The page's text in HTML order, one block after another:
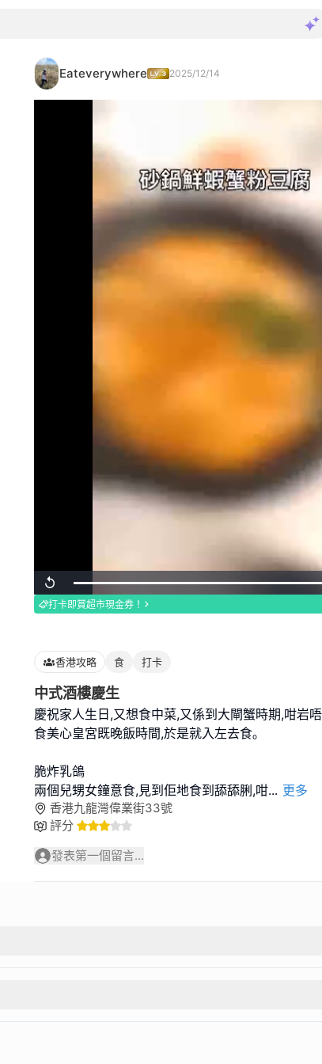
Eateverywhere 2025/12/14
Replay Loaded:
100.00%
打卡即賞超市現金券！
香港攻略 食 打卡
中式酒樓慶生
慶祝家人生日,又想食中菜,又係到大閘蟹時期,咁岩
食美心皇宮既晚飯時間,於是就入左去食｡
脆炸乳鴿
兩個兒甥女鐘意食,見到佢地食到舔舔脷,咁... 更多
香港九龍灣偉業街33號
評分
發表第一個留言...